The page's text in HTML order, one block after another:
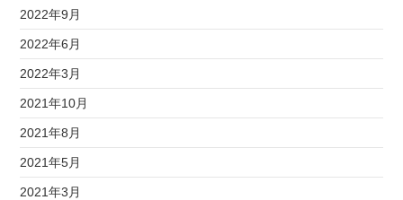
2022年9月
2022年6月
2022年3月
2021年10月
2021年8月
2021年5月
2021年3月